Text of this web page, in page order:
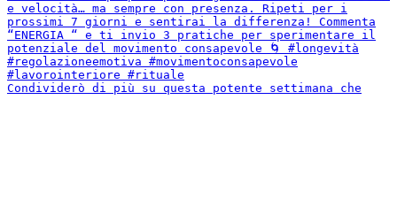
Condividerò di più su questa potente settimana che